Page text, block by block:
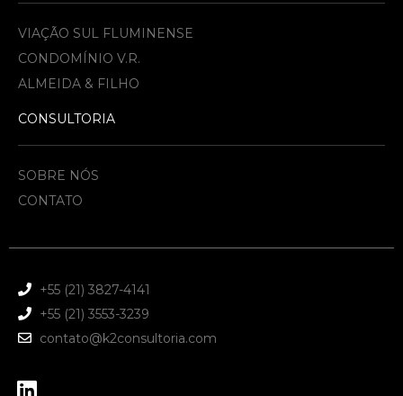
VIAÇÃO SUL FLUMINENSE
CONDOMÍNIO V.R.
ALMEIDA & FILHO​
CONSULTORIA
SOBRE NÓS
CONTATO
+55 (21) 3827-4141
+55 (21) 3553-3239
contato@k2consultoria.com